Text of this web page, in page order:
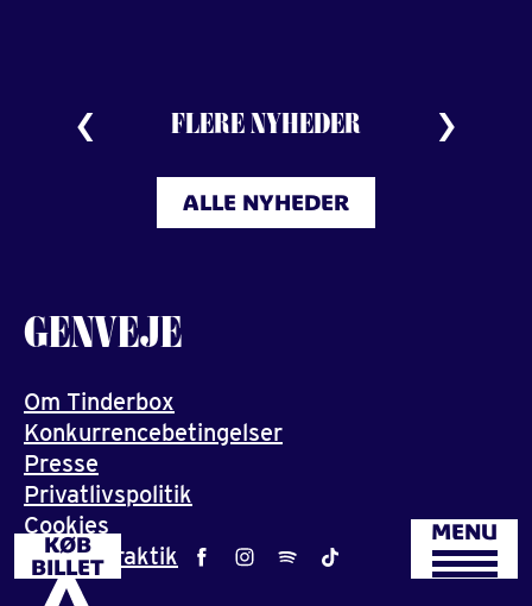
KØB
BILLET
MENU
FLERE NYHEDER
ALLE NYHEDER
GENVEJE
Om Tinderbox
Konkurrencebetingelser
Presse
Privatlivspolitik
Cookies
Job og praktik